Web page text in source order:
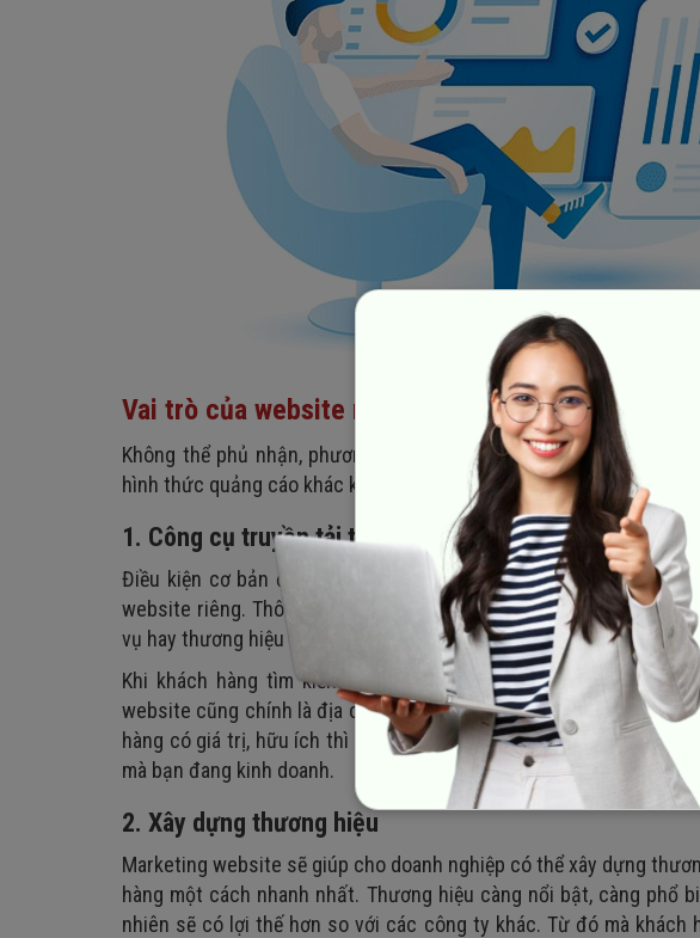
Vai trò của website marketing online
Không thể phủ nhận, phương thức marketing website đã mang
hình thức quảng cáo khác không làm được.
1. Công cụ truyền tải thông điệp cho doanh nghiệp
Điều kiện cơ bản để một chiến lược về marketing digitalcó thể
website riêng. Thông qua trang web, doanh nghiệp hoàn toàn có
vụ hay thương hiệu mà mình đang cung cấp trên thị trường.
Khi khách hàng tìm kiếm thông tin, ngoài việc tìm hiểu qua
website cũng chính là địa chỉ được nhiều người quan tâm nhất.
hàng có giá trị, hữu ích thì website sẽ càng được nhiều người
mà bạn đang kinh doanh.
2. Xây dựng thương hiệu
Marketing website sẽ giúp cho doanh nghiệp có thể xây dựng
hàng một cách nhanh nhất. Thương hiệu càng nổi bật, càng phổ
nhiên sẽ có lợi thế hơn so với các công ty khác. Từ đó mà